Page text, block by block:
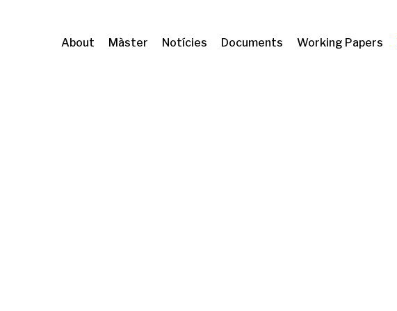
About Màster Notícies Documents Working Papers